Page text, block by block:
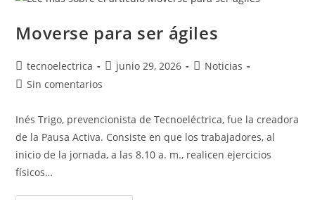
Moverse para ser ágiles
tecnoelectrica junio 29, 2026
Noticias
Sin comentarios
Inés Trigo, prevencionista de Tecnoeléctrica, fue la creadora
de la Pausa Activa. Consiste en que los trabajadores, al
inicio de la jornada, a las 8.10 a. m., realicen ejercicios
físicos…